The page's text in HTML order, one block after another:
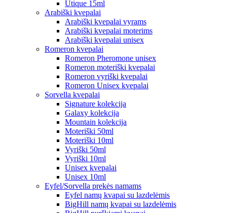
Utique 15ml
Arabiški kvepalai
Arabiški kvepalai vyrams
Arabiški kvepalai moterims
Arabiški kvepalai unisex
Romeron kvepalai
Romeron Pheromone unisex
Romeron moteriški kvepalai
Romeron vyriški kvepalai
Romeron Unisex kvepalai
Sorvella kvepalai
Signature kolekcija
Galaxy kolekcija
Mountain kolekcija
Moteriški 50ml
Moteriški 10ml
Vyriški 50ml
Vyriški 10ml
Unisex kvepalai
Unisex 10ml
Eyfel/Sorvella prekės namams
Eyfel namų kvapai su lazdelėmis
BigHill namų kvapai su lazdelėmis